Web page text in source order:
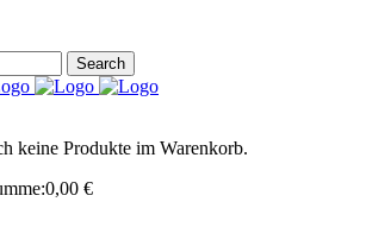
keine Produkte im Warenkorb.
0,00 €